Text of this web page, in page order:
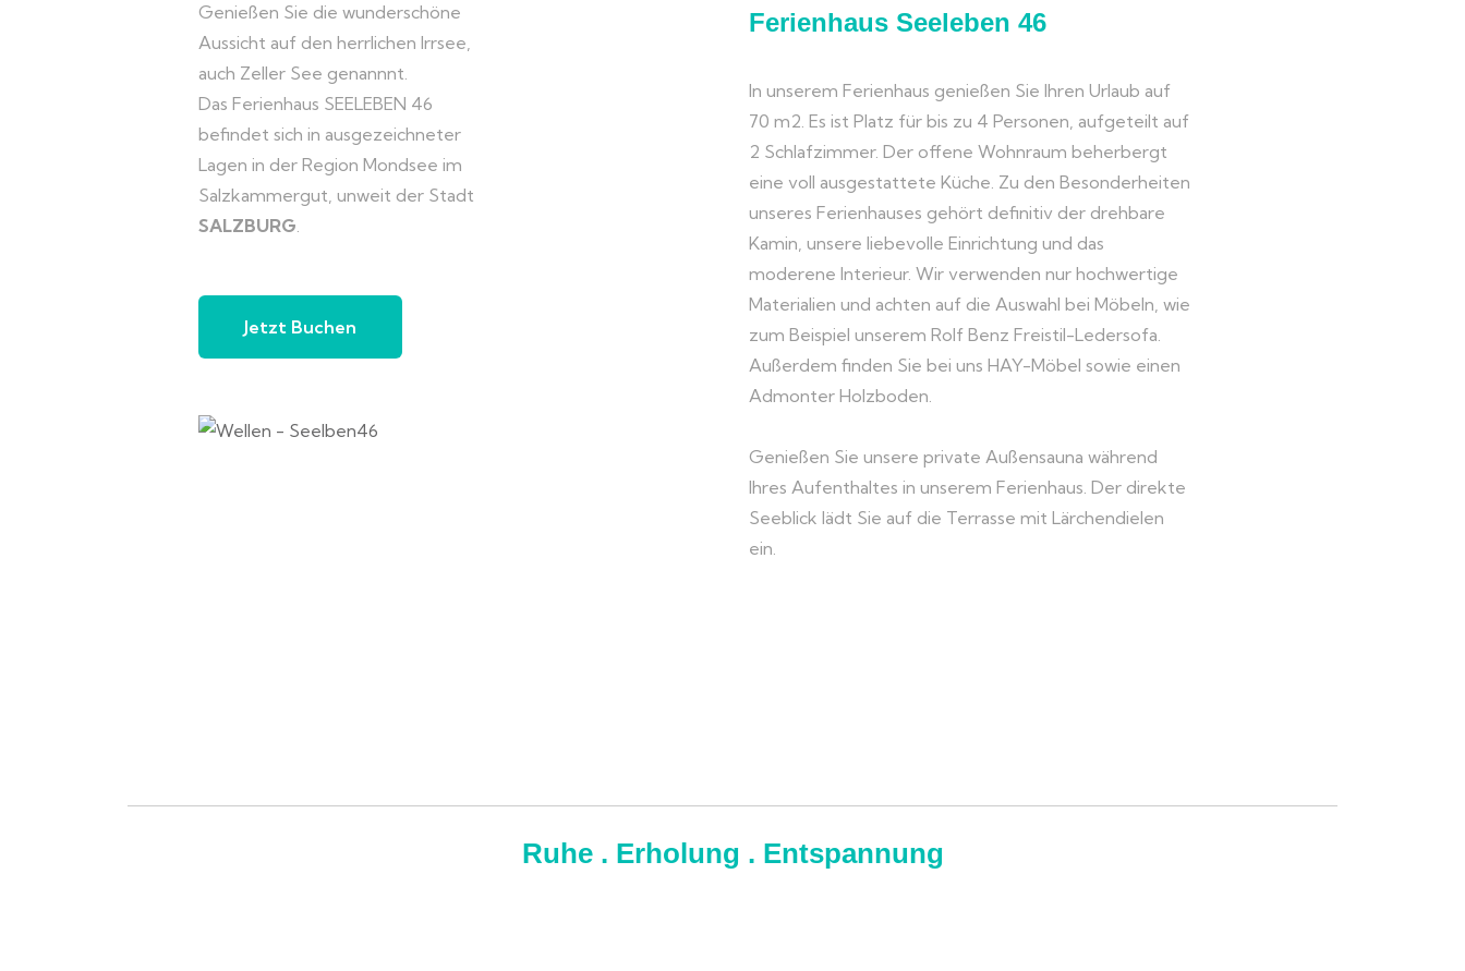
Genießen Sie die wunderschöne
Aussicht auf den herrlichen Irrsee,
auch Zeller See genannnt.
Das Ferienhaus SEELEBEN 46
befindet sich in ausgezeichneter
Lagen in der Region Mondsee im
Salzkammergut, unweit der Stadt
SALZBURG.
Jetzt Buchen
Ferienhaus Seeleben 46
In unserem Ferienhaus genießen Sie Ihren Urlaub auf
70 m2. Es ist Platz für bis zu 4 Personen, aufgeteilt auf
2 Schlafzimmer. Der offene Wohnraum beherbergt
eine voll ausgestattete Küche. Zu den Besonderheiten
unseres Ferienhauses gehört definitiv der drehbare
Kamin, unsere liebevolle Einrichtung und das
moderene Interieur. Wir verwenden nur hochwertige
Materialien und achten auf die Auswahl bei Möbeln, wie
zum Beispiel unserem Rolf Benz Freistil-Ledersofa.
Außerdem finden Sie bei uns HAY-Möbel sowie einen
Admonter Holzboden.
Genießen Sie unsere private Außensauna während
Ihres Aufenthaltes in unserem Ferienhaus. Der direkte
Seeblick lädt Sie auf die Terrasse mit Lärchendielen
ein.
Ruhe . Erholung . Entspannung